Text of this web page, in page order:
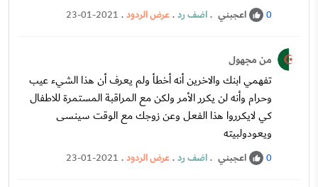
0 اعجبني .اضف رد.عرض الردود.
23-01-2021
من مجهول
تفهمي ابنك والاخرين أنه أخطأ ولم يعرف أن هذا الشيء عيب
وحرام وأنه لن يكرر الأمر ولكن مع المراقبة المستمرة للاطفال
كي لايكرروا هذا الفعل وعن زوجك مع الوقت سينسى
ويعودولبيته
0 اعجبني .اضف رد.عرض الردود.
23-01-2021